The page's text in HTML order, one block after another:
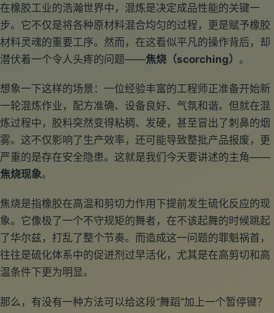
在橡胶工业的浩瀚世界中，混炼是决定成品性能的关键一
步。它不仅是将各种原材料混合均匀的过程，更是赋予橡胶
材料灵魂的重要工序。然而，在这看似平凡的操作背后，却
潜伏着一个令人头疼的问题——焦烧（scorching） 。
想象一下这样的场景：一位经验丰富的工程师正准备开始新
一轮混炼作业，配方准确、设备良好、气氛和谐。但就在混
炼过程中，胶料突然变得粘稠、发硬，甚至冒出了刺鼻的烟
雾。这不仅影响了生产效率，还可能导致整批产品报废，更
严重的是存在安全隐患。这就是我们今天要讲述的主角——
焦烧现象。
焦烧是指橡胶在高温和剪切力作用下提前发生硫化反应的现
象。它像极了一个不守规矩的舞者，在不该起舞的时候跳起
了华尔兹，打乱了整个节奏。而造成这一问题的罪魁祸首，
往往是硫化体系中的促进剂过早活化，尤其是在高剪切和高
温条件下更为明显。
那么，有没有一种方法可以给这段“舞蹈”加上一个暂停键？